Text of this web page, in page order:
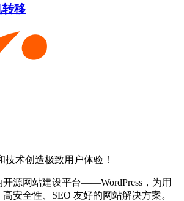
转移
技术创造极致用户体验！
源网站建设平台——WordPress，为用
安全性、SEO 友好的网站解决方案。